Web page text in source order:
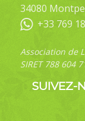
34080
+33 769
Association de
SIRET 788 604
SUIVEZ-